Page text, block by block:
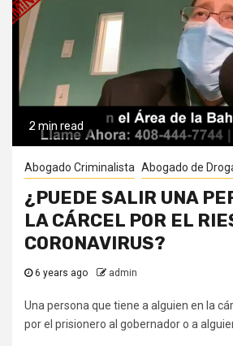
2 min read
Abogado Criminalista Abogado de
¿PUEDE SALIR UNA
LA CÁRCEL POR EL
CORONAVIRUS?
6 years ago admin
Una persona que tiene a alguien en la
por el prisionero al gobernador o a